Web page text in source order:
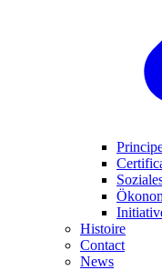
Histoire
Contact
News